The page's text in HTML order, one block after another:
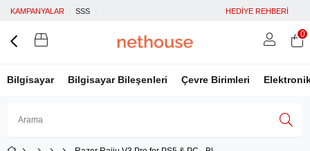
KAMPANYALAR SSS HEDİYE REHBERİ
Bilgisayar Bilgisayar Bileşenleri Çevre Birimleri
0